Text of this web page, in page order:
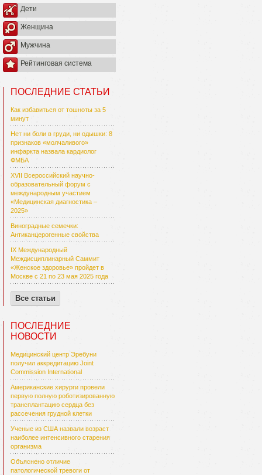
Дети
Женщина
Мужчина
Рейтинговая система
ПОСЛЕДНИЕ СТАТЬИ
Как избавиться от тошноты за 5
минут
Нет ни боли в груди, ни одышки: 8
признаков «молчаливого»
инфаркта назвала кардиолог
ФМБА
XVII Всероссийский научно-
образовательный форум с
международным участием
«Медицинская диагностика –
2025»
Виноградные семечки:
Антиканцерогенные свойства
IX Международный
Междисциплинарный Саммит
«Женское здоровье» пройдет в
Москве с 21 по 23 мая 2025 года
Все статьи
ПОСЛЕДНИЕ
НОВОСТИ
Медицинский центр Эребуни
получил аккредитацию Joint
Commission International
Американские хирурги провели
первую полную роботизированную
трансплантацию сердца без
рассечения грудной клетки
Ученые из США назвали возраст
наиболее интенсивного старения
организма
Объяснено отличие
патологической тревоги от